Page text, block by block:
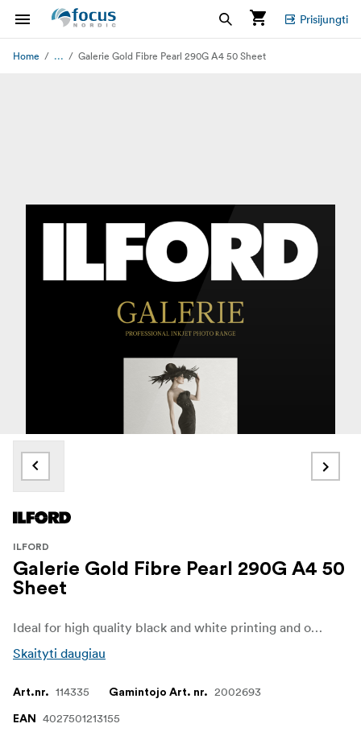
Prisijungti
Home ... Galerie Gold Fibre Pearl 290G A4 50 Sheet
ILFORD
Galerie Gold Fibre Pearl 290G A4 50
Sheet
Ideal for high quality black and white printing and offers an exceptional wide gamut for beautiful color reproduction, crisp detail and tonality.
Skaityti daugiau
Art.nr. 114335 Gamintojo Art. nr. 2002693
EAN 4027501213155